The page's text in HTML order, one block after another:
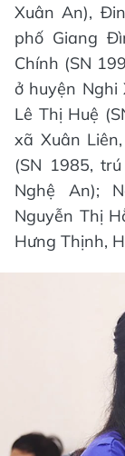
Xuân An),
phố Giang
Chính (SN
ở huyện Nghi
Lê Thị Huệ
xã Xuân
(SN 1985,
Nghệ An);
Nguyễn Thị
Hưng Thịnh,